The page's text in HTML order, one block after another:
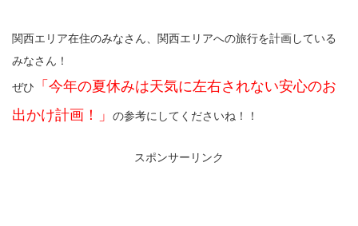
関西エリア在住のみなさん、関西エリアへの旅行を計画している
みなさん！
ぜひ
「今年の夏休みは天気に左右されない安心のお
出かけ計画！」
の参考にしてくださいね！！
スポンサーリンク